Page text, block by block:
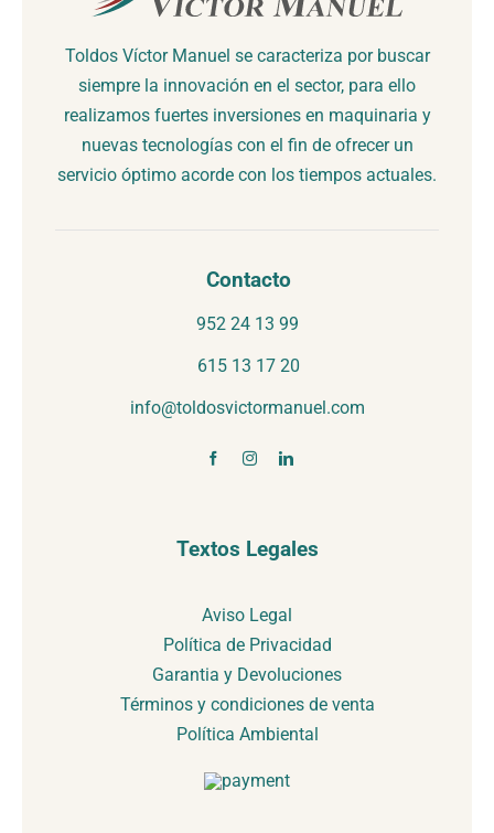
Toldos Víctor Manuel se caracteriza por buscar
siempre la innovación en el sector, para ello
realizamos fuertes inversiones en maquinaria y
nuevas tecnologías con el fin de ofrecer un
servicio óptimo acorde con los tiempos actuales.
Textos Legales
Aviso Legal
Política de Privacidad
Garantia y Devoluciones
Términos y condiciones de venta
Política Ambiental
Contacto
952 24 13 99
615 13 17 20
info@toldosvictormanuel.com